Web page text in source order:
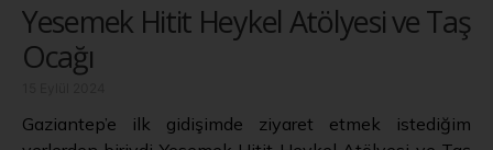
Yesemek Hitit Heykel Atölyesi ve Taş
Ocağı
Gaziantep’e ilk gidişimde ziyaret etmek istediğim